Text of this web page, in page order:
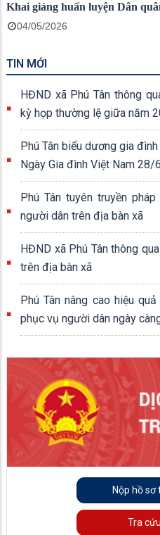
Khai giảng huấn luyện Dân
04/05/2026
TIN MỚI
HĐND xã Phú Tân thông
kỳ họp thường lệ giữa năm
Phú Tân biểu dương gia
Ngày Gia đình Việt Nam 28/6
Phú Tân tuyên truyền
người dân trên địa bàn xã
HĐND xã Phú Tân thông
trên địa bàn xã
Phú Tân nâng cao hiệu
phục vụ người dân ngày
Nộp hồ sơ
Tra